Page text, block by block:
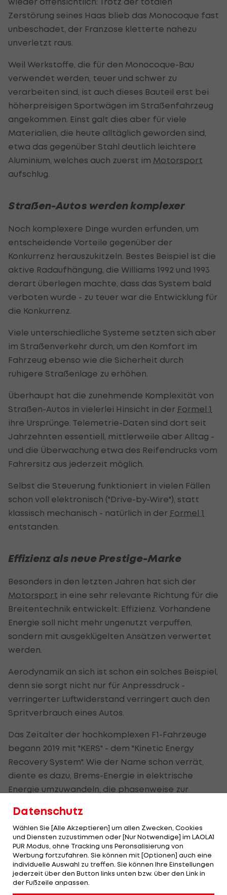
Zerstörung seines Haas blieb das Monocoque fast
unbeschadet, der Franzose kletterte nahezu
unverletzt raus.
Weil Werkstoffe, die für den Monocoque-Bau
verwendet werden, teuer und schwer zu
verarbeiten sind, ist auch dieses Bauteil erst bei
höherpreisigen Sportwägen im Straßenfahrzeug
angekommen. Einst galt dies aber für viele
Materialien, die heute alltäglich geworden sind,
etwa das gegenüber Stahl deutlich leichtere
Aluminium, welches auch zuerst im Motorsport
aufschlug.
Straßen-Autos werden komplexer
Noch komplexere Dinge wurden erfunden, um
entscheidende Vorteile gegenüber der
Konkurrenz herauszukitzeln. Bestes Beispiel ist die
aktive Radaufhängung, die Williams 1992 und 1993
derart überlegen machte, dass das System bald
verboten wurde - zu teuer war die Entwicklung für
die Konkurrenz.
Viele unterschiedliche Systeme setzten sich aber
im Straßenverkehr durch, um den Komfort im
Fahrzeug ebenso wie die Sicherheit durch
ruhigere Straßenlage zu erhöhen.
Überhaupt hat die zunehmende Komplexität von
Straßen-Autos in vielerlei Hinsicht in der Formel 1
ihre Ursprünge. Telemetrie-Daten sind dort seit
Jahrzehnten essentiell, mittlerweile aber Alltag -
und die Überwachung etwa des Reifendrucks vom
Fahrersitz aus jederzeit möglich.
Selbst die Steuerung funktioniert in vielen Fällen
schon voll elektronisch ("Drive-by-Wire"), statt
klassisch mechanisch - natürlich in der Formel 1
entstanden.
Effizienz als neue Prestige-Marke
Besonders in den letzten Jahren hat sich der
Motorsport in eine sehr relevante Richtung für die
Breitentechnik entwickelt: Effizienz. Vorhandene
Energie soll nicht mehr ungenutzt verpuffen,
sondern mit ausgeklügelten Ansätzen verwertet
werden.
Aerodynamik an sich ist schon ein solches Beispiel,
denn sie sorgt nicht nur für Anpressdruck -
verringerter Luftwiderstand verringert auch den
Spritverbrauch eines Autos.
Das Zeitalter der hochkomplexen F1-Fahrzeuge
begann 2019 mit "KERS" - dem "Kinetic Energy
Recovery System". Wie der Name schon verrät,
diente es dazu, Brems-Energie in elektrische
Energie umzuwandeln, die phasenweise zur
Seit 2014 geht es noch einen Schritt weiter: Mit
dem "ERS" ("Energy Recovery System") wird nicht
mehr nur die Brems-Energie aufgefangen,
sondern auch die Energie aus dem Strom der
Abgase wieder zurückgeführt.
Datenschutz
Wählen Sie [Alle Akzeptieren] um allen Zwecken, Cookies
und Diensten zuzustimmen oder [Nur Notwendige] im LAOLA1
PUR Modus, ohne Tracking uns Peronsalisierung von
Werbung fortzufahren. Sie können mit [Optionen] auch eine
individuelle Auswahl zu treffen. Sie können Ihre Einstellungen
jederzeit über den Button links unten bzw. über den Link in
der Fußzeile anpassen.